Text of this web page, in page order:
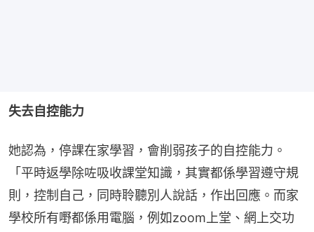
失去自控能力
她認為，停課在家學習，會削弱孩子的自控能力。
「平時返學除咗吸收課堂知識，其實都係學習遵守規
則，控制自己，同時聆聽別人說話，作出回應。而家
學校所有嘢都係用電腦，例如zoom上堂、網上交功